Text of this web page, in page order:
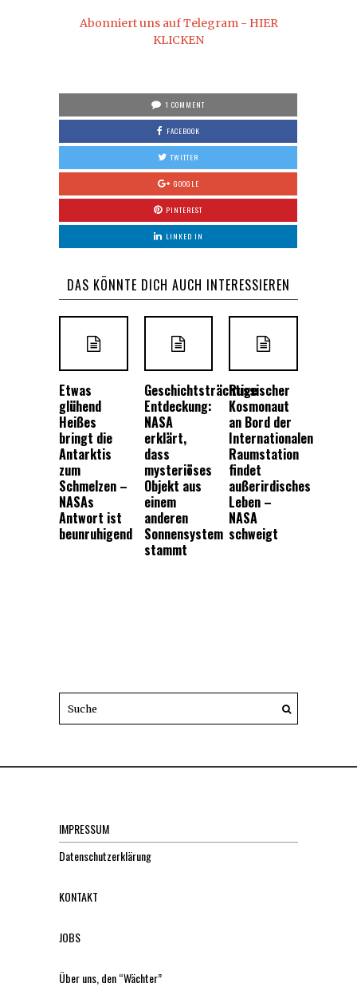
Abonniert uns auf Telegram - HIER
KLICKEN
1 COMMENT
FACEBOOK
TWITTER
GOOGLE
PINTEREST
LINKED IN
DAS KÖNNTE DICH AUCH INTERESSIEREN
Etwas
glühend
Heißes
bringt die
Antarktis
zum
Schmelzen –
NASAs
Antwort ist
beunruhigend
Geschichtsträchtige
Entdeckung:
NASA
erklärt,
dass
mysteriöses
Objekt aus
einem
anderen
Sonnensystem
stammt
Russischer
Kosmonaut
an Bord der
Internationalen
Raumstation
findet
außerirdisches
Leben –
NASA
schweigt
IMPRESSUM
Datenschutzerklärung
KONTAKT
JOBS
Über uns, den “Wächter”